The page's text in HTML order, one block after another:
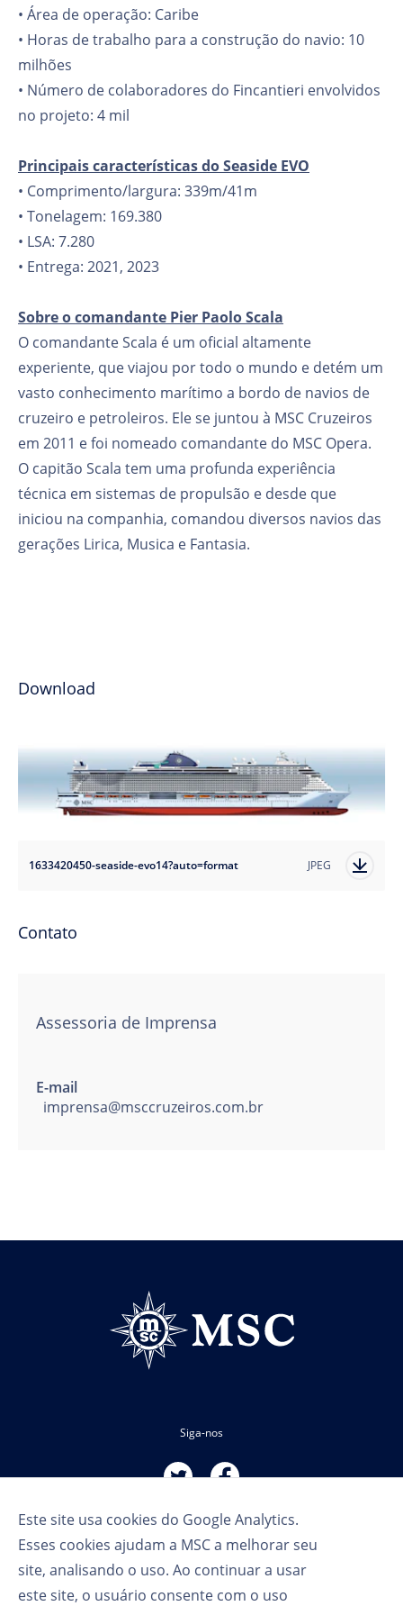
Este site usa cookies do Google Analytics.
Esses cookies ajudam a MSC a melhorar seu
site, analisando o uso. Ao continuar a usar
este site, o usuário consente com o uso
• Área de operação: Caribe
• Horas de trabalho para a construção do navio: 10
milhões
• Número de colaboradores do Fincantieri envolvidos
no projeto: 4 mil
Principais características do Seaside EVO
• Comprimento/largura: 339m/41m
• Tonelagem: 169.380
• LSA: 7.280
• Entrega: 2021, 2023
Sobre o comandante Pier Paolo Scala
O comandante Scala é um oficial altamente
experiente, que viajou por todo o mundo e detém um
vasto conhecimento marítimo a bordo de navios de
cruzeiro e petroleiros. Ele se juntou à MSC Cruzeiros
em 2011 e foi nomeado comandante do MSC Opera.
O capitão Scala tem uma profunda experiência
técnica em sistemas de propulsão e desde que
iniciou na companhia, comandou diversos navios das
gerações Lirica, Musica e Fantasia.
Download
1633420450-seaside-evo14?auto=format JPEG
Contato
Assessoria de Imprensa
E-mail
imprensa@msccruzeiros.com.br
Siga-nos